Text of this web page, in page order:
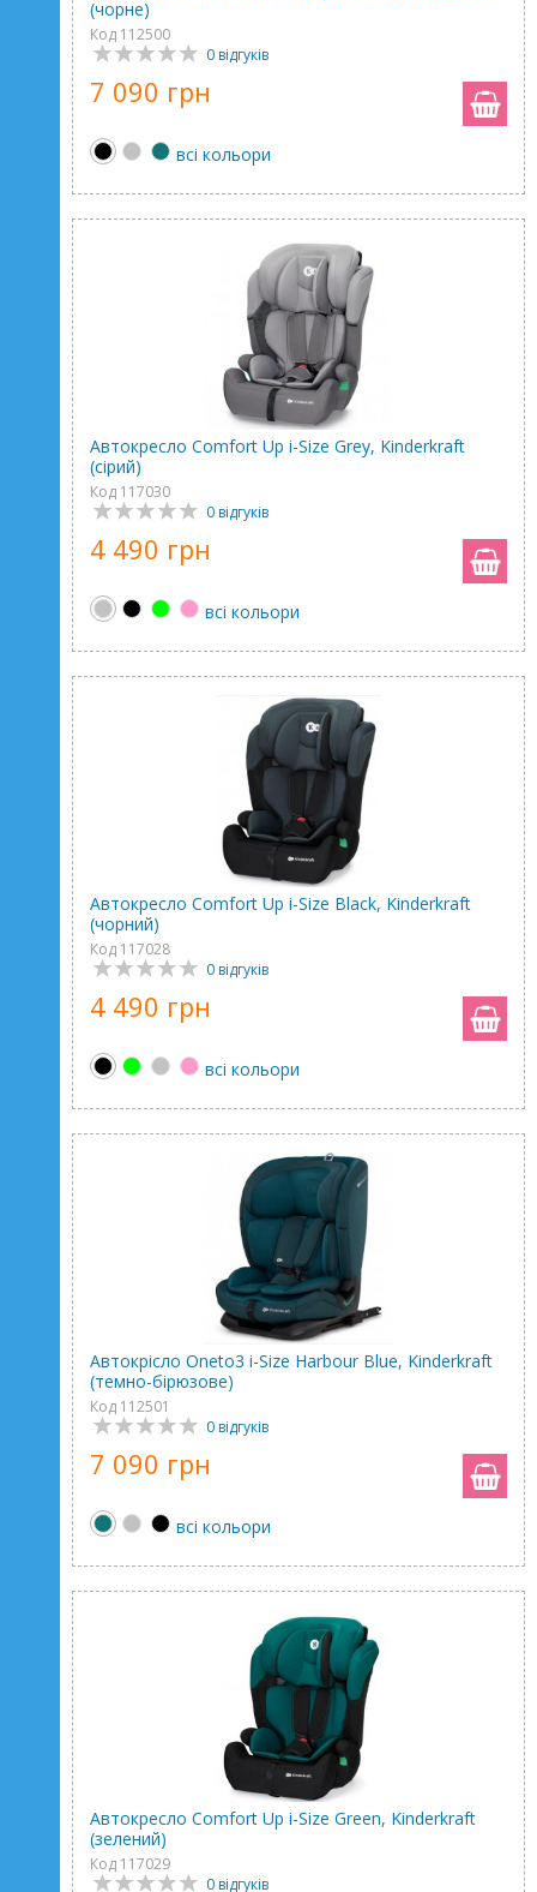
(чорне)
Код 112500
0 відгуків
7 090 грн
всі кольори
Автокресло Comfort Up i-Size Grey, Kinderkraft
(сірий)
Код 117030
0 відгуків
4 490 грн
всі кольори
Автокресло Comfort Up i-Size Black, Kinderkraft
(чорний)
Код 117028
0 відгуків
4 490 грн
всі кольори
Автокрісло Oneto3 i-Size Harbour Blue, Kinderkraft
(темно-бірюзове)
Код 112501
0 відгуків
7 090 грн
всі кольори
Автокресло Comfort Up i-Size Green, Kinderkraft
(зелений)
Код 117029
0 відгуків